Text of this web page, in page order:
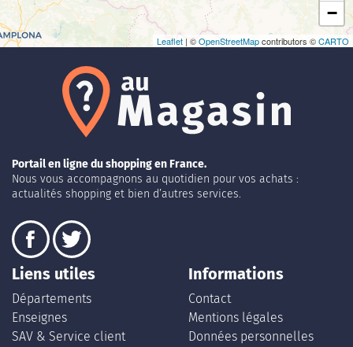
−
Leaflet | ©OpenStreetMapcontributors ©CARTO
Portail en ligne du shopping en France.
Nous vous accompagnons au quotidien pour vos achats :
actualités shopping et bien d’autres services.
Liens utiles
Départements
Enseignes
SAV & Service client
Informations
Contact
Mentions légales
Données personnelles